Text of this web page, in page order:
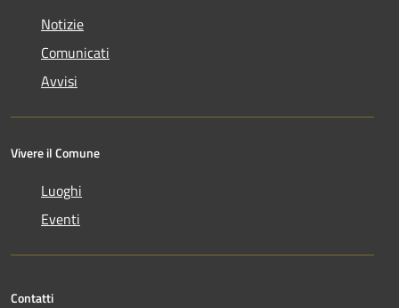
Notizie
Comunicati
Avvisi
Vivere il Comune
Luoghi
Eventi
Contatti